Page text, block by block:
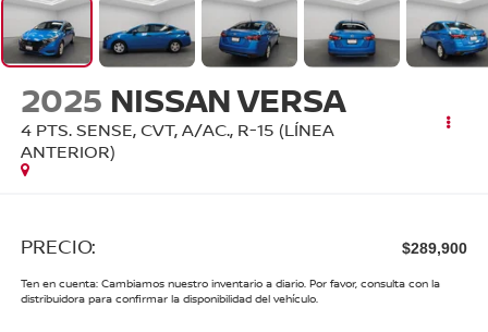
2025 NISSAN VERSA
4 PTS. SENSE, CVT, A/AC., R-15 (LÍNEA
ANTERIOR)
PRECIO: $289,900
Ten en cuenta: Cambiamos nuestro inventario a diario. Por favor, consulta con la
distribuidora para confirmar la disponibilidad del vehículo.